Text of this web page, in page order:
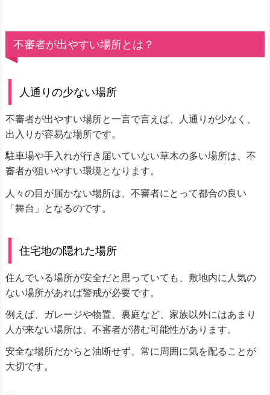
不審者が出やすい場所とは？
人通りの少ない場所
不審者が出やすい場所と一言で言えば、人通りが少なく、
出入りが容易な場所です。
駐車場や手入れが行き届いていない草木の多い場所は、不
審者が狙いやすい環境となります。
人々の目が届かない場所は、不審者にとって都合の良い
「舞台」となるのです。
住宅地の隠れた場所
住んでいる場所が安全だと思っていても、敷地内に人気の
ない場所があれば警戒が必要です。
例えば、ガレージや物置、裏庭など、家族以外にはあまり
人が来ない場所は、不審者が潜む可能性があります。
安全な場所だからと油断せず、常に周囲に気を配ることが
大切です。